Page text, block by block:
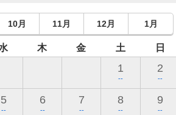
10月 11月 12月 1月
木 金 土 日
1
--
2
--
5
--
6
--
7
--
8
--
9
--